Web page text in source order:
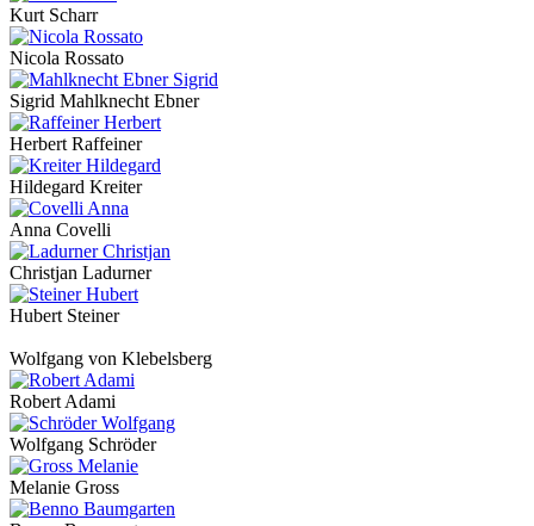
Kurt Scharr
Nicola Rossato
Sigrid Mahlknecht Ebner
Herbert Raffeiner
Hildegard Kreiter
Anna Covelli
Christjan Ladurner
Hubert Steiner
Wolfgang von Klebelsberg
Robert Adami
Wolfgang Schröder
Melanie Gross